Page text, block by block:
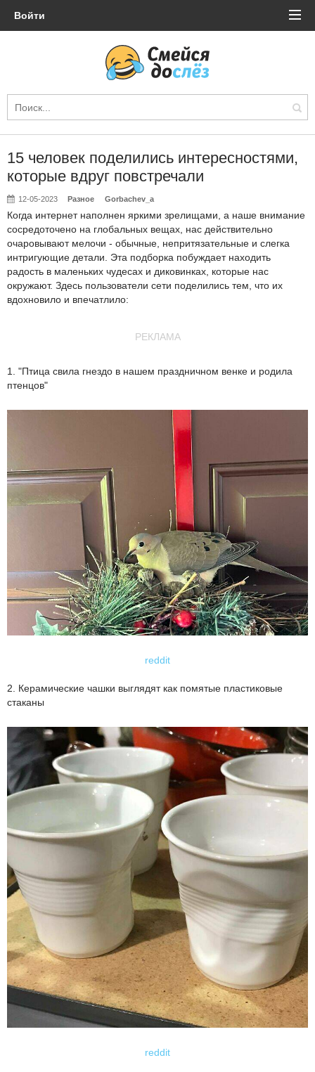
Войти
15 человек поделились интересностями,
которые вдруг повстречали
12-05-2023 Разное Gorbachev_a
Когда интернет наполнен яркими зрелищами, а наше внимание
сосредоточено на глобальных вещах, нас действительно
очаровывают мелочи - обычные, непритязательные и слегка
интригующие детали. Эта подборка побуждает находить
радость в маленьких чудесах и диковинках, которые нас
окружают. Здесь пользователи сети поделились тем, что их
вдохновило и впечатлило:
РЕКЛАМА
1. "Птица свила гнездо в нашем праздничном венке и родила
птенцов"
reddit
2. Керамические чашки выглядят как помятые пластиковые
стаканы
reddit